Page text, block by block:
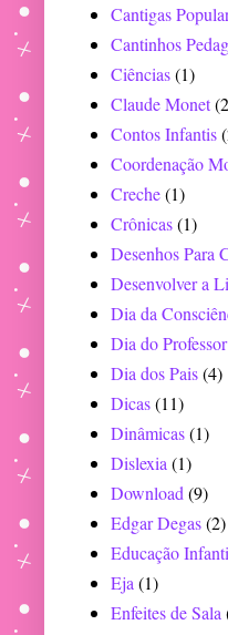
Cantigas
Cantinhos
Ciências(1)
Claude Monet
Contos Infantis
Coordenação
Creche(1)
Crônicas(1)
Desenhos Para
Desenvolver a
Dia da
Dia do Professor
Dia dos Pais(4)
Dicas(11)
Dinâmicas(1)
Dislexia (1)
Download (9)
Edgar Degas(2)
Educação
Eja (1)
Enfeites de Sala